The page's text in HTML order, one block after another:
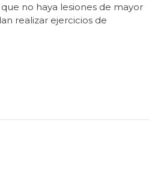
no haya lesiones de mayor
realizar ejercicios de